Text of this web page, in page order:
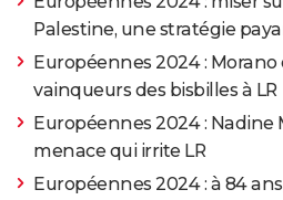
Palestine, une stratégie
Européennes 2024 :
vainqueurs des bisbilles à LR
Européennes 2024 : Nadine
menace qui irrite LR
Européennes 2024 : à 84